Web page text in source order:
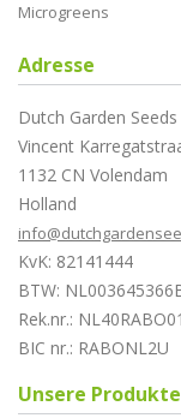
Microgreens
Adresse
Dutch Garden Seeds
Vincent
1132 CN Volendam
Holland
KvK: 82141444
BTW:
Rek.nr.:
BIC nr.: RABONL2U
Unsere Produkte